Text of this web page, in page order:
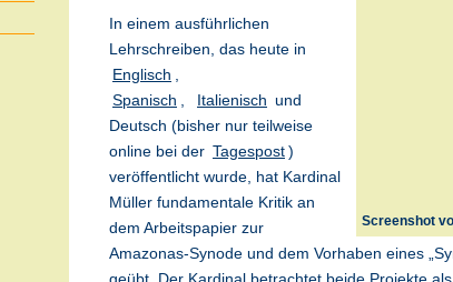
Screenshot
In einem ausführlichen
Lehrschreiben, das heute in
Englisch
Spanisch
Italienisch und
Deutsch (bisher nur teilweise
online bei der Tagespost)
veröffentlicht wurde, hat Kardinal
Müller fundamentale Kritik an
dem Arbeitspapier zur
Amazonas-Synode und dem Vorhaben eines